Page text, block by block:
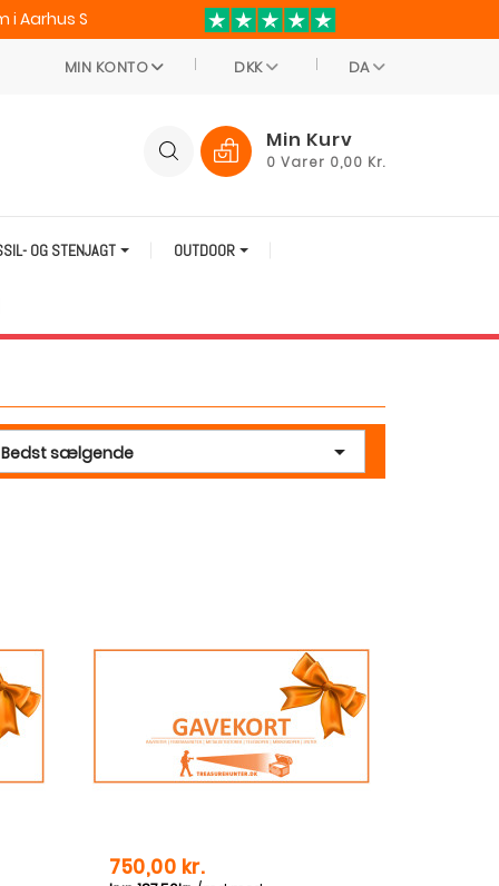
i Aarhus S
MIN KONTO DKK DA
Min Kurv
0 Varer 0,00 Kr.
OG STENJAGT OUTDOOR
Bedst sælgende 
Pris
750,00 kr.